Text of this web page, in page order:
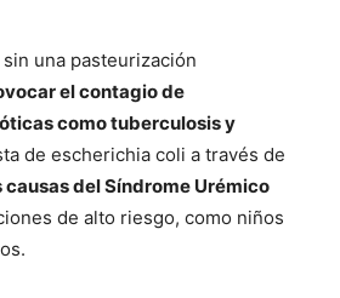
una pasteurización
el contagio de
como tuberculosis y
de escherichia coli a través de
causas del Síndrome Urémico
de alto riesgo, como niños